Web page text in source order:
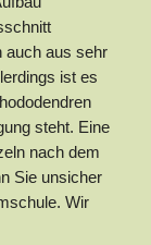
auch aus sehr
ist es
steht. Eine
nach dem
Sie unsicher
Wir